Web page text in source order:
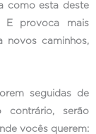
como esta deste
E provoca mais
novos caminhos,
seguidas de
contrário, serão
vocês querem: